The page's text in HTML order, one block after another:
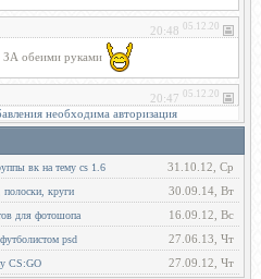
необходима авторизация
31.10.12, Ср
вк на тему cs 1.6
30.09.14, Вт
полоски, круги
16.09.12, Вс
для фотошопа
27.06.13, Чт
psd
27.09.12, Чт
CS:GO